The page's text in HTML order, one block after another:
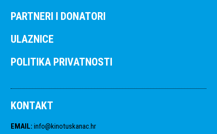
PARTNERI I DONATORI
ULAZNICE
POLITIKA PRIVATNOSTI
KONTAKT
EMAIL: info@kinotuskanac.hr